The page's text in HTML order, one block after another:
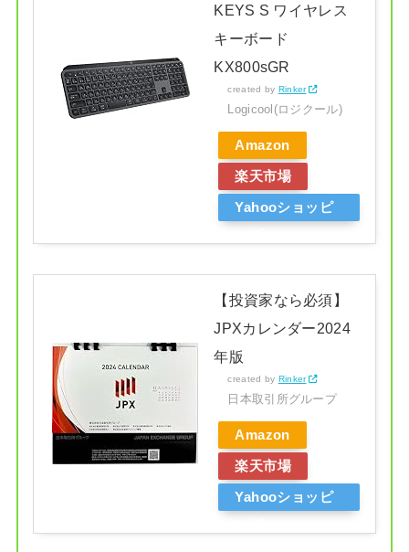
KEYS S ワイヤレス
キーボード
KX800sGR
created by Rinker
Logicool(ロジクール)
Amazon
楽天市場
Yahooショッピ
【投資家なら必須】
JPXカレンダー2024
年版
created by Rinker
日本取引所グループ
Amazon
楽天市場
Yahooショッピ